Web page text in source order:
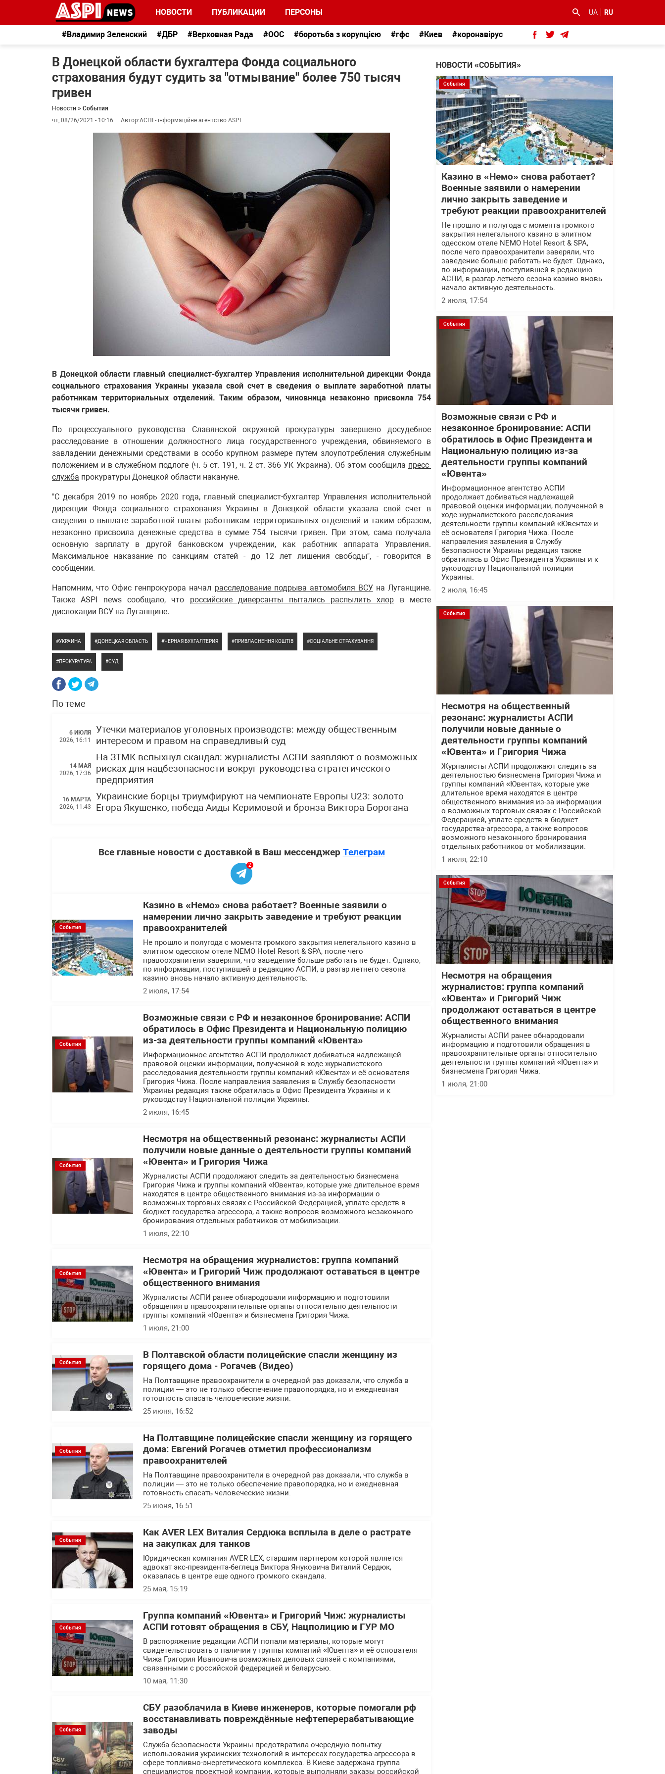
НОВОСТИ ПУБЛИКАЦИИ ПЕРСОНЫ UA RU
#Владимир Зеленский #ДБР #Верховная Рада #ООС #боротьба з корупцією #гфс #Киев #коронавірус
В Донецкой области бухгалтера Фонда социального
страхования будут судить за "отмывание" более 750 тысяч
гривен
Новости » События
чт, 08/26/2021 - 10:16
Автор:АСПІ - інформаційне агентство ASPI
В Донецкой области главный специалист-бухгалтер Управления исполнительной дирекции Фонда
социального страхования Украины указала свой счет в сведения о выплате заработной платы
работникам территориальных отделений. Таким образом, чиновница незаконно присвоила 754
тысячи гривен.
По процессуального руководства Славянской окружной прокуратуры завершено досудебное
расследование в отношении должностного лица государственного учреждения, обвиняемого в
завладении денежными средствами в особо крупном размере путем злоупотребления служебным
положением и в служебном подлоге (ч. 5 ст. 191, ч. 2 ст. 366 УК Украина). Об этом сообщила пресс-
служба прокуратуры Донецкой области накануне.
"С декабря 2019 по ноябрь 2020 года, главный специалист-бухгалтер Управления исполнительной
дирекции Фонда социального страхования Украины в Донецкой области указала свой счет в
сведения о выплате заработной платы работникам территориальных отделений и таким образом,
незаконно присвоила денежные средства в сумме 754 тысячи гривен. При этом, сама получала
основную зарплату в другой банковском учреждении, как работник аппарата Управления.
Максимальное наказание по санкциям статей - до 12 лет лишения свободы", - говорится в
сообщении.
Напомним, что Офис генпрокурора начал расследование подрыва автомобиля ВСУна Луганщине.
Также ASPI news сообщало, что российские диверсанты пытались распылить хлор в месте
дислокации ВСУ на Луганщине.
УКРАИНА ДОНЕЦКАЯ ОБЛАСТЬ ЧЕРНАЯ БУХГАЛТЕРИЯ ПРИВЛАСНЕННЯ КОШТІВ СОЦІАЛЬНЕ СТРАХУВАННЯ
ПРОКУРАТУРА СУД
По теме
6 ИЮЛЯ
2026, 16:11
Утечки материалов уголовных производств: между общественным
интересом и правом на справедливый суд
14 МАЯ
2026, 17:36
На ЗТМК вспыхнул скандал: журналисты АСПИ заявляют о возможных
рисках для нацбезопасности вокруг руководства стратегического
предприятия
16 МАРТА
2026, 11:43
Украинские борцы триумфируют на чемпионате Европы U23: золото
Егора Якушенко, победа Аиды Керимовой и бронза Виктора Борогана
Все главные новости с доставкой в Ваш мессенджер Телеграм
2
События
Казино в «Немо» снова работает? Военные заявили о
намерении лично закрыть заведение и требуют реакции
правоохранителей
Не прошло и полугода с момента громкого закрытия нелегального казино в
элитном одесском отеле NEMO Hotel Resort & SPA, после чего
правоохранители заверяли, что заведение больше работать не будет. Однако,
по информации, поступившей в редакцию АСПИ, в разгар летнего сезона
казино вновь начало активную деятельность.
2 июля, 17:54
События
Возможные связи с РФ и незаконное бронирование: АСПИ
обратилось в Офис Президента и Национальную полицию
из-за деятельности группы компаний «Ювента»
Информационное агентство АСПИ продолжает добиваться надлежащей
правовой оценки информации, полученной в ходе журналистского
расследования деятельности группы компаний «Ювента» и её основателя
Григория Чижа. После направления заявления в Службу безопасности
Украины редакция также обратилась в Офис Президента Украины и к
руководству Национальной полиции Украины.
2 июля, 16:45
События
Несмотря на общественный резонанс: журналисты АСПИ
получили новые данные о деятельности группы компаний
«Ювента» и Григория Чижа
Журналисты АСПИ продолжают следить за деятельностью бизнесмена
Григория Чижа и группы компаний «Ювента», которые уже длительное время
находятся в центре общественного внимания из-за информации о
возможных торговых связях с Российской Федерацией, уплате средств в
бюджет государства-агрессора, а также вопросов возможного незаконного
бронирования отдельных работников от мобилизации.
1 июля, 22:10
События
Несмотря на обращения журналистов: группа компаний
«Ювента» и Григорий Чиж продолжают оставаться в центре
общественного внимания
Журналисты АСПИ ранее обнародовали информацию и подготовили
обращения в правоохранительные органы относительно деятельности
группы компаний «Ювента» и бизнесмена Григория Чижа.
1 июля, 21:00
События
В Полтавской области полицейские спасли женщину из
горящего дома - Рогачев (Видео)
На Полтавщине правоохранители в очередной раз доказали, что служба в
полиции — это не только обеспечение правопорядка, но и ежедневная
готовность спасать человеческие жизни.
25 июня, 16:52
События
На Полтавщине полицейские спасли женщину из горящего
дома: Евгений Рогачев отметил профессионализм
правоохранителей
На Полтавщине правоохранители в очередной раз доказали, что служба в
полиции — это не только обеспечение правопорядка, но и ежедневная
готовность спасать человеческие жизни.
25 июня, 16:51
События
Как AVER LEX Виталия Сердюка всплыла в деле о растрате
на закупках для танков
Юридическая компания AVER LEX, старшим партнером которой является
адвокат экс-президента-беглеца Виктора Януковича Виталий Сердюк,
оказалась в центре еще одного громкого скандала.
25 мая, 15:19
События
Группа компаний «Ювента» и Григорий Чиж: журналисты
АСПИ готовят обращения в СБУ, Нацполицию и ГУР МО
В распоряжение редакции АСПИ попали материалы, которые могут
свидетельствовать о наличии у группы компаний «Ювента» и её основателя
Чижа Григория Ивановича возможных деловых связей с компаниями,
связанными с российской федерацией и беларусью.
10 мая, 11:30
События
СБУ разоблачила в Киеве инженеров, которые помогали рф
восстанавливать повреждённые нефтеперерабатывающие
заводы
Служба безопасности Украины предотвратила очередную попытку
использования украинских технологий в интересах государства-агрессора в
сфере топливно-энергетического комплекса. В Киеве задержана группа
специалистов проектной компании, которые выполняли заказы российской
НОВОСТИ «СОБЫТИЯ»
События
Казино в «Немо» снова работает?
Военные заявили о намерении
лично закрыть заведение и
требуют реакции правоохранителей
Не прошло и полугода с момента громкого
закрытия нелегального казино в элитном
одесском отеле NEMO Hotel Resort & SPA,
после чего правоохранители заверяли, что
заведение больше работать не будет. Однако,
по информации, поступившей в редакцию
АСПИ, в разгар летнего сезона казино вновь
начало активную деятельность.
2 июля, 17:54
События
Возможные связи с РФ и
незаконное бронирование: АСПИ
обратилось в Офис Президента и
Национальную полицию из-за
деятельности группы компаний
«Ювента»
Информационное агентство АСПИ
продолжает добиваться надлежащей
правовой оценки информации, полученной в
ходе журналистского расследования
деятельности группы компаний «Ювента» и
её основателя Григория Чижа. После
направления заявления в Службу
безопасности Украины редакция также
обратилась в Офис Президента Украины и к
руководству Национальной полиции
Украины.
2 июля, 16:45
События
Несмотря на общественный
резонанс: журналисты АСПИ
получили новые данные о
деятельности группы компаний
«Ювента» и Григория Чижа
Журналисты АСПИ продолжают следить за
деятельностью бизнесмена Григория Чижа и
группы компаний «Ювента», которые уже
длительное время находятся в центре
общественного внимания из-за информации
о возможных торговых связях с Российской
Федерацией, уплате средств в бюджет
государства-агрессора, а также вопросов
возможного незаконного бронирования
отдельных работников от мобилизации.
1 июля, 22:10
События
Несмотря на обращения
журналистов: группа компаний
«Ювента» и Григорий Чиж
продолжают оставаться в центре
общественного внимания
Журналисты АСПИ ранее обнародовали
информацию и подготовили обращения в
правоохранительные органы относительно
деятельности группы компаний «Ювента» и
бизнесмена Григория Чижа.
1 июля, 21:00